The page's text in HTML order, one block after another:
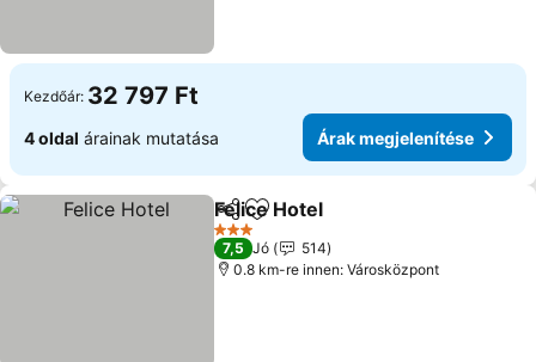
Kezdőár: 32 797 Ft
4 oldal árainak mutatása Árak megjelenítése
Megosztás
Hozzáadás a kedvencekhez
Felice Hotel
3 Kategória
7,5 Jó
514
0.8 km-re innen: Városközpont